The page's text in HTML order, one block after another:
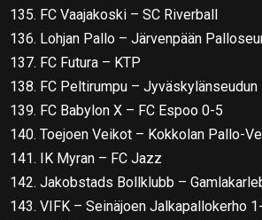
135. FC Vaajakoski – SC Riverball
136. Lohjan Pallo – Järvenpään
137. FC Futura – KTP
138. FC Peltirumpu – Jyväskylänseudun
139. FC Babylon X – FC Espoo 0-5
140. Toejoen Veikot – Kokkolan Pallo-
141. IK Myran – FC Jazz
142. Jakobstads Bollklubb –
143. VIFK – Seinäjoen Jalkapallokerho